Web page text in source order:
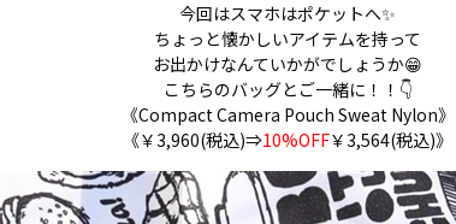
今回はスマホはポケットへ✨
ちょっと懐かしいアイテムを持って
お出かけなんていかがでしょうか😁
こちらのバッグとご一緒に！！👇
《Compact Camera Pouch Sweat Nylon》
《￥3,960(税込)⇒10%OFF￥3,564(税込)》